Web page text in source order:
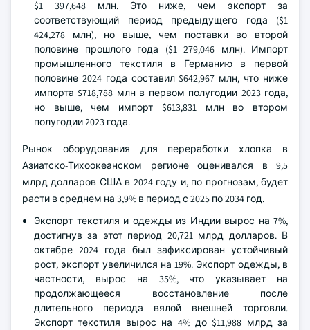
$1 397,648 млн. Это ниже, чем экспорт за
соответствующий период предыдущего года ($1
424,278 млн), но выше, чем поставки во второй
половине прошлого года ($1 279,046 млн). Импорт
промышленного текстиля в Германию в первой
половине 2024 года составил $642,967 млн, что ниже
импорта $718,788 млн в первом полугодии 2023 года,
но выше, чем импорт $613,831 млн во втором
полугодии 2023 года.
Рынок оборудования для переработки хлопка в
Азиатско-Тихоокеанском регионе оценивался в 9,5
млрд долларов США в 2024 году и, по прогнозам, будет
расти в среднем на 3,9% в период с 2025 по 2034 год.
Экспорт текстиля и одежды из Индии вырос на 7%,
достигнув за этот период 20,721 млрд долларов. В
октябре 2024 года был зафиксирован устойчивый
рост, экспорт увеличился на 19%. Экспорт одежды, в
частности, вырос на 35%, что указывает на
продолжающееся восстановление после
длительного периода вялой внешней торговли.
Экспорт текстиля вырос на 4% до $11,988 млрд за